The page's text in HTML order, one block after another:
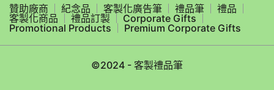
贊助廠商 紀念品 客製化廣告筆 禮品筆
禮品
客製化商品
禮品訂製
Corporate Gifts
Promotional Products
Premium Corporate Gifts
©2024 - 客製禮品筆